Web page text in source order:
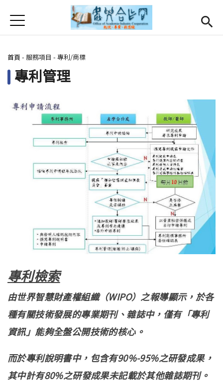
首頁
首頁
最新消息
關於我們
Open submenu (服務項目)
服務項目
Open submenu (研發能量)
Open submenu (相關連結)
活動集錦
(link is external)
專利公告
Jump to Navigation
Jump to Main content
您在這裡
首頁 - 服務項目 - 專利/商標
專利管理
專利檢索
由世界智慧財產權組織（WIPO）之報導顯示，於各
種有關技術發展的專業期刊、雜誌中，僅有「專利
資訊」能夠全盤公開技術的核心。
而於專利說明書中，包含有90%-95%之研發成果，
其中計有80%之研發成果未記載於其他雜誌期刊。